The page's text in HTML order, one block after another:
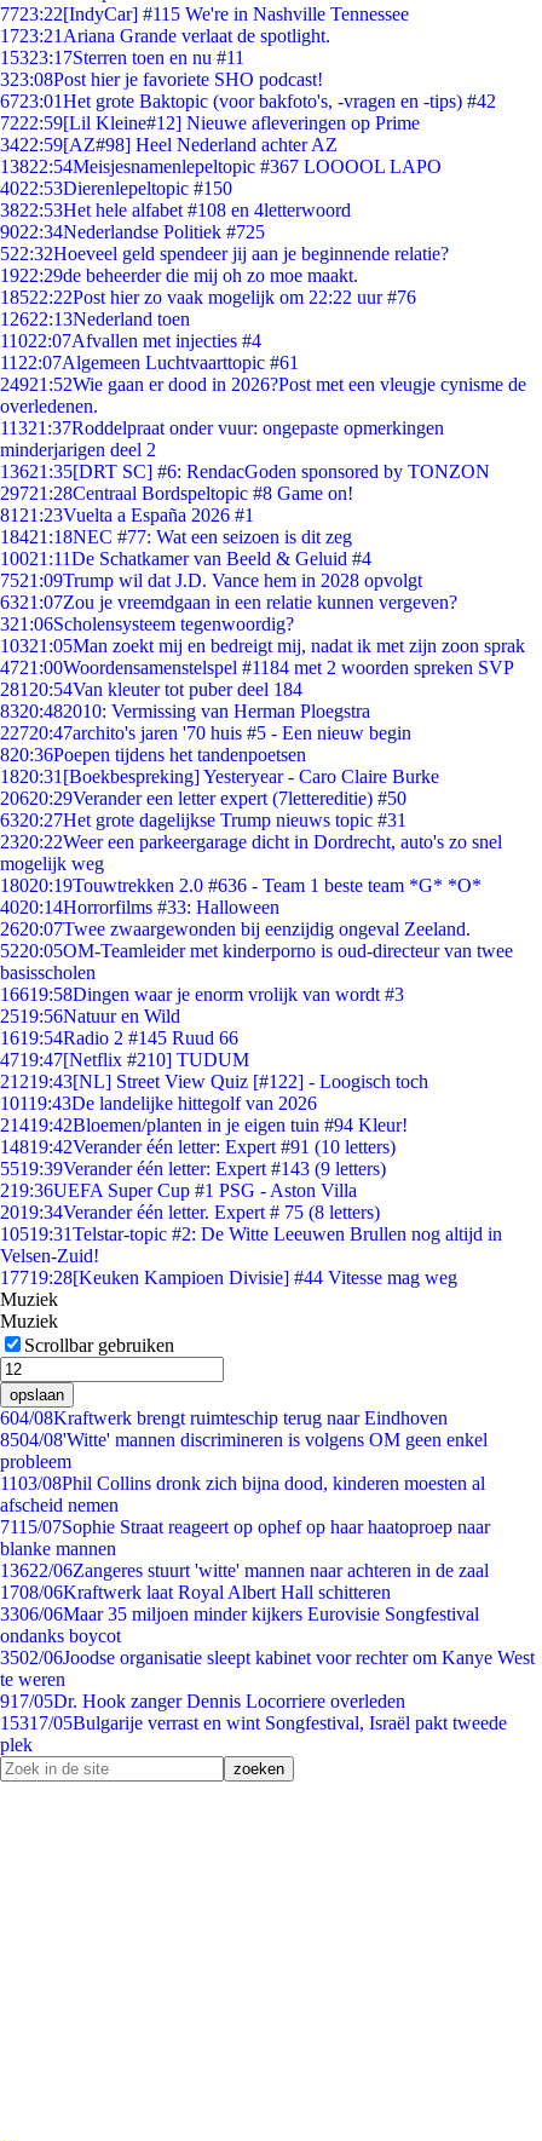
7723:22[IndyCar] #115 We're in Nashville Tennessee
1723:21 Ariana Grande verlaat de spotlight.
15323:17Sterren toen en nu #11
323:08Post hier je favoriete SHO podcast!
6723:01Het grote Baktopic (voor bakfoto's, -vragen en -tips) #42
7222:59[Lil Kleine#12] Nieuwe afleveringen op Prime
3422:59[AZ#98] Heel Nederland achter AZ
13822:54Meisjesnamenlepeltopic #367 LOOOOL LAPO
4022:53Dierenlepeltopic #150
3822:53Het hele alfabet #108 en 4letterwoord
9022:34Nederlandse Politiek #725
522:32Hoeveel geld spendeer jij aan je beginnende relatie?
1922:29de beheerder die mij oh zo moe maakt.
18522:22Post hier zo vaak mogelijk om 22:22 uur #76
12622:13Nederland toen
11022:07Afvallen met injecties #4
11 22:07Algemeen Luchtvaarttopic #61
24921:52Wie gaan er dood in 2026?Post met een vleugje cynisme de
overledenen.
11321:37Roddelpraat onder vuur: ongepaste opmerkingen
minderjarigen deel 2
13621:35[DRT SC] #6: RendacGoden sponsored by TONZON
29721:28Centraal Bordspeltopic #8 Game on!
81 21:23Vuelta a España 2026 #1
18421:18NEC #77: Wat een seizoen is dit zeg
10021:11De Schatkamer van Beeld & Geluid #4
7521:09Trump wil dat J.D. Vance hem in 2028 opvolgt
6321:07Zou je vreemdgaan in een relatie kunnen vergeven?
321:06Scholensysteem tegenwoordig?
10321:05Man zoekt mij en bedreigt mij, nadat ik met zijn zoon sprak
4721:00Woordensamenstelspel #1184 met 2 woorden spreken SVP
281 20:54Van kleuter tot puber deel 184
8320:482010: Vermissing van Herman Ploegstra
22720:47archito's jaren '70 huis #5 - Een nieuw begin
820:36Poepen tijdens het tandenpoetsen
1820:31 [Boekbespreking] Yesteryear - Caro Claire Burke
20620:29Verander een letter expert (7lettereditie) #50
6320:27Het grote dagelijkse Trump nieuws topic #31
2320:22Weer een parkeergarage dicht in Dordrecht, auto's zo snel
mogelijk weg
18020:19Touwtrekken 2.0 #636 - Team 1 beste team *G* *O*
4020:14Horrorfilms #33: Halloween
2620:07Twee zwaargewonden bij eenzijdig ongeval Zeeland.
5220:05OM-Teamleider met kinderporno is oud-directeur van twee
basisscholen
16619:58Dingen waar je enorm vrolijk van wordt #3
2519:56Natuur en Wild
1619:54Radio 2 #145 Ruud 66
4719:47[Netflix #210] TUDUM
21219:43[NL] Street View Quiz [#122] - Loogisch toch
10119:43De landelijke hittegolf van 2026
21419:42Bloemen/planten in je eigen tuin #94 Kleur!
14819:42Verander één letter: Expert #91 (10 letters)
5519:39Verander één letter: Expert #143 (9 letters)
219:36UEFA Super Cup #1 PSG - Aston Villa
2019:34Verander één letter. Expert # 75 (8 letters)
10519:31Telstar-topic #2: De Witte Leeuwen Brullen nog altijd in
Velsen-Zuid!
17719:28[Keuken Kampioen Divisie] #44 Vitesse mag weg
Muziek
Muziek
Scrollbar gebruiken
opslaan
604/08Kraftwerk brengt ruimteschip terug naar Eindhoven
8504/08'Witte' mannen discrimineren is volgens OM geen enkel
probleem
1103/08Phil Collins dronk zich bijna dood, kinderen moesten al
afscheid nemen
7115/07Sophie Straat reageert op ophef op haar haatoproep naar
blanke mannen
13622/06Zangeres stuurt 'witte' mannen naar achteren in de zaal
1708/06Kraftwerk laat Royal Albert Hall schitteren
3306/06Maar 35 miljoen minder kijkers Eurovisie Songfestival
ondanks boycot
3502/06Joodse organisatie sleept kabinet voor rechter om Kanye West
te weren
917/05Dr. Hook zanger Dennis Locorriere overleden
15317/05Bulgarije verrast en wint Songfestival, Israël pakt tweede
plek